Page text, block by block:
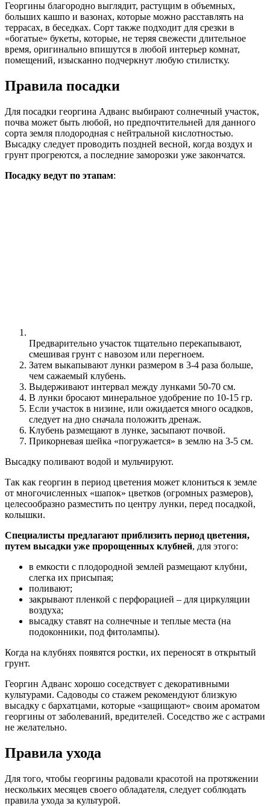
Георгины благородно выглядит, растущим в объемных,
больших кашпо и вазонах, которые можно расставлять на
террасах, в беседках. Сорт также подходит для срезки в
«богатые» букеты, которые, не теряя свежести длительное
время, оригинально впишутся в любой интерьер комнат,
помещений, изысканно подчеркнут любую стилистку.
Правила посадки
Для посадки георгина Адванс выбирают солнечный участок,
почва может быть любой, но предпочтительней для данного
сорта земля плодородная с нейтральной кислотностью.
Высадку следует проводить поздней весной, когда воздух и
грунт прогреются, а последние заморозки уже закончатся.
Посадку ведут по этапам:
Предварительно участок тщательно перекапывают,
смешивая грунт с навозом или перегноем.
Затем выкапывают лунки размером в 3-4 раза больше,
чем сажаемый клубень.
Выдерживают интервал между лунками 50-70 см.
В лунки бросают минеральное удобрение по 10-15 гр.
Если участок в низине, или ожидается много осадков,
следует на дно сначала положить дренаж.
Клубень размещают в лунке, засыпают почвой.
Прикорневая шейка «погружается» в землю на 3-5 см.
Высадку поливают водой и мульчируют.
Так как георгин в период цветения может клониться к земле
от многочисленных «шапок» цветков (огромных размеров),
целесообразно разместить по центру лунки, перед посадкой,
колышки.
Специалисты предлагают приблизить период цветения,
путем высадки уже пророщенных клубней, для этого:
в емкости с плодородной землей размещают клубни,
слегка их присыпая;
поливают;
закрывают пленкой с перфорацией – для циркуляции
воздуха;
высадку ставят на солнечные и теплые места (на
подоконники, под фитолампы).
Когда на клубнях появятся ростки, их переносят в открытый
грунт.
Георгин Адванс хорошо соседствует с декоративными
культурами. Садоводы со стажем рекомендуют близкую
высадку с бархатцами, которые «защищают» своим ароматом
георгины от заболеваний, вредителей. Соседство же с астрами
не желательно.
Правила ухода
Для того, чтобы георгины радовали красотой на протяжении
нескольких месяцев своего обладателя, следует соблюдать
правила ухода за культурой.